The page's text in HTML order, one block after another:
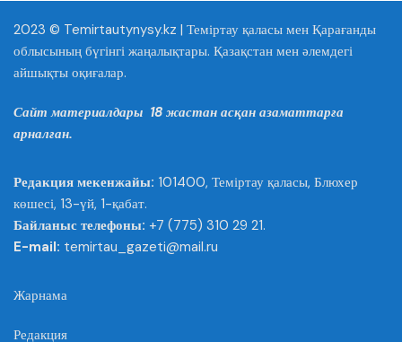
2023 © Temirtautynysy.kz | Теміртау қаласы мен Қарағанды
облысының бүгінгі жаңалықтары. Қазақстан мен әлемдегі
айшықты оқиғалар.
Сайт материалдары 18 жастан асқан азаматтарға
арналған.
Редакция мекенжайы: 101400, Теміртау қаласы, Блюхер
көшесі, 13-үй, 1-қабат.
Байланыс телефоны: +7 (775) 310 29 21.
E-mail: temirtau_gazeti@mail.ru
Жарнама
Редакция